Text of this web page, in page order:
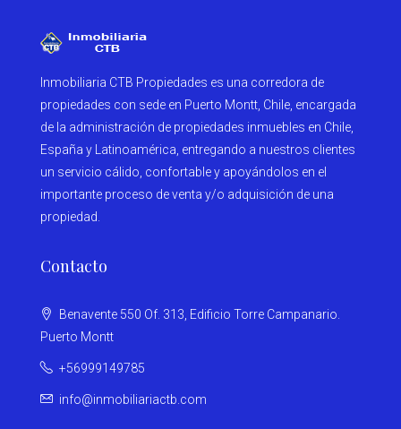
Inmobiliaria CTB Propiedades es una corredora de
propiedades con sede en Puerto Montt, Chile, encargada
de la administración de propiedades inmuebles en Chile,
España y Latinoamérica, entregando a nuestros clientes
un servicio cálido, confortable y apoyándolos en el
importante proceso de venta y/o adquisición de una
propiedad.
Contacto
Benavente 550 Of. 313, Edificio Torre Campanario.
Puerto Montt
+56999149785
info@inmobiliariactb.com